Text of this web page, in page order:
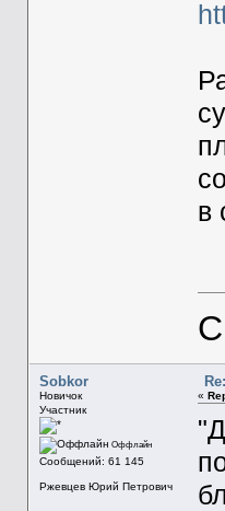
в
Sobkor
Новичок
Участник
Оффлайн
Сообщений: 61 145
Ржевцев Юрий Петрович
«